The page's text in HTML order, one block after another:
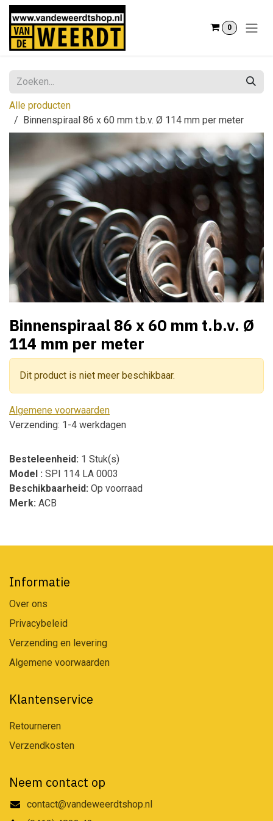
Overslaan naar inhoud
0
Alle producten
Binnenspiraal 86 x 60 mm t.b.v. Ø 114 mm per meter
Binnenspiraal 86 x 60 mm t.b.v. Ø
114 mm per meter
Dit product is niet meer beschikbaar.
Algemene voorwaarden
Verzending: 1-4 werkdagen
Besteleenheid: 1 Stuk(s)
Model : SPI 114 LA 0003
Beschikbaarheid: Op voorraad
Merk: ACB
Informatie
Over ons
Privacybeleid
Verzending en levering
Algemene voorwaarden
Klantenservice
Retourneren
Verzendkosten
Neem contact op
contact@vandeweerdtshop.nl